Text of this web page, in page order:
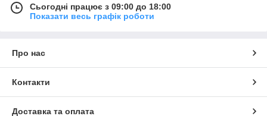
Сьогодні працює з 09:00 до 18:00
Показати весь графік роботи
Про нас
Контакти
Доставка та оплата